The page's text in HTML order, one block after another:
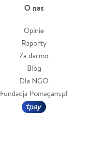
O nas
Opinie
Raporty
Za darmo
Blog
Dla NGO
Fundacja Pomagam.pl